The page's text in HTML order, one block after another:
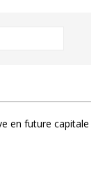
en future capitale